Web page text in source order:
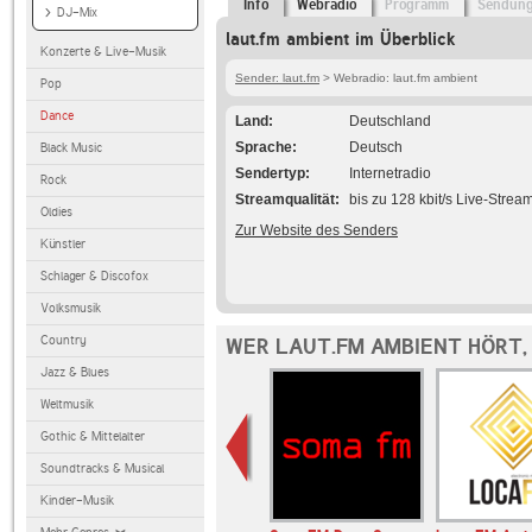
DJ-Mix
Konzerte & Live-Musik
Pop
Dance
Black Music
Rock
Oldies
Künstler
Schlager & Discofox
Volksmusik
Country
Jazz & Blues
Weltmusik
Gothic & Mittelalter
Soundtracks & Musical
Kinder-Musik
Info Webradio Programm
laut.fm ambient im Überblick
Sender: laut.fm > Webradio: laut.fm ambient
Land
Deutschland
Sprache
Deutsch
Sendertyp
Internetradio
Streamqualität
bis zu 128 kbit/s Live-
Zur Website des Senders
WER LAUT.FM AMBIENT